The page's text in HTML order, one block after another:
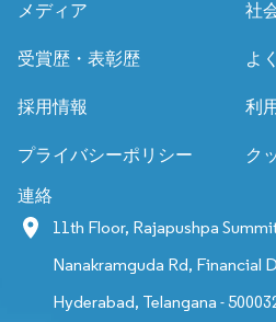
メディア 社
受賞歴・表彰歴 よ
採用情報 利
プライバシーポリシー ク
連絡
11th Floor, Rajapushpa
Nanakramguda Rd, Financial
Hyderabad, Telangana -